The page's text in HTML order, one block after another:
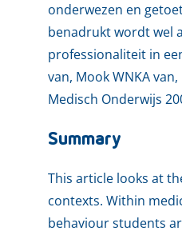
onderwezen en
benadrukt wordt wel
professionaliteit in
van, Mook WNKA
Medisch Onderwijs
Summary
This article looks at
contexts. Within
behaviour students